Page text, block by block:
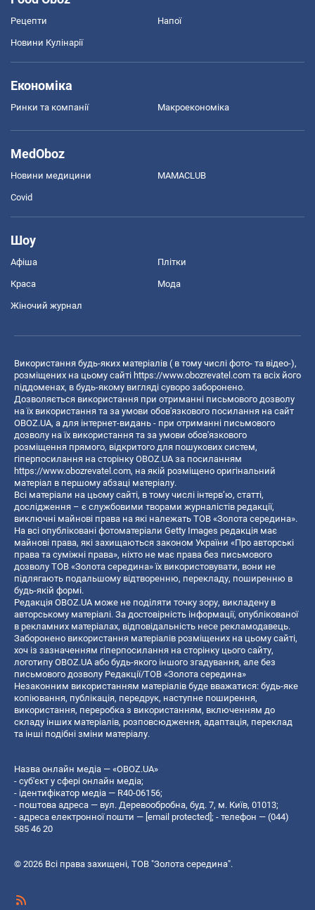
Рецепти Напої
Новини Кулінарії
Економіка
Ринки та компанії Макроекономіка
MedOboz
Новини медицини MAMACLUB
Covid
Шоу
Афіша Плітки
Краса Мода
Жіночий журнал
Використання будь-яких матеріалів ( в тому числі фото- та відео-),
розміщених на цьому сайті https://www.obozrevatel.com та всіх його
піддоменах, в будь-якому вигляді суворо заборонено.
Дозволяється використання при отриманні письмового дозволу
на їх використання та за умови обов'язкового посилання на сайт
OBOZ.UA, а для інтернет-видань - при отриманні письмового
дозволу на їх використання та за умови обов'язкового
розміщення прямого, відкритого для пошукових систем,
гіперпосилання на сторінку OBOZ.UA за посиланням
https://www.obozrevatel.com, на якій розміщено оригінальний
матеріал в першому абзаці матеріалу.
Всі матеріали на цьому сайті, в тому числі інтерв’ю, статті,
дослідження – є службовими творами журналістів редакції,
виключні майнові права на які належать ТОВ «Золота середина».
На всі опубліковані фотоматеріали Getty Images редакція має
майнові права, які захищаються законом України «Про авторські
права та суміжні права», ніхто не має права без письмового
дозволу ТОВ «Золота середина» їх використовувати, вони не
підлягають подальшому відтворенню, перекладу, поширенню в
будь-якій формі.
Редакція OBOZ.UA може не поділяти точку зору, викладену в
авторському матеріалі. За достовірність інформації, опублікованої
в рекламних матеріалах, відповідальність несе рекламодавець.
Заборонено використання матеріалів розміщених на цьому сайті,
хоч із зазначенням гіперпосилання на сторінку цього сайту,
логотипу OBOZ.UA або будь-якого іншого згадування, але без
письмового дозволу Редакції/ТОВ «Золота середина»
Незаконним використанням матеріалів буде вважатися: будь-яке
копiювання, публiкацiя, передрук, наступне поширення,
використання, переробка з використанням, включенням до
складу інших матеріалів, розповсюдження, адаптація, переклад
та інші подібні зміни матеріалу.
Назва онлайн медіа — «OBOZ.UA»
- суб'єкт у сфері онлайн медіа;
- ідентифікатор медіа — R40-06156;
- поштова адреса — вул. Деревообробна, буд. 7, м. Київ, 01013;
- адреса електронної пошти — [email protected] ; - телефон — (044)
585 46 20
© 2026 Всі права захищені, ТОВ "Золота середина".